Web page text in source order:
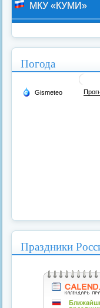
МКУ «КУМИ»
Погода
Праздники